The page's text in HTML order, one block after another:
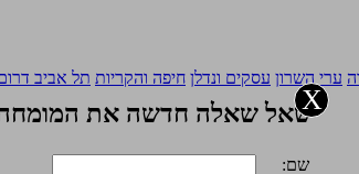
ערי השרון עסקים ונדלן חיפה והקריות תל אביב
Xשאל שאלה חדשה את
שם: